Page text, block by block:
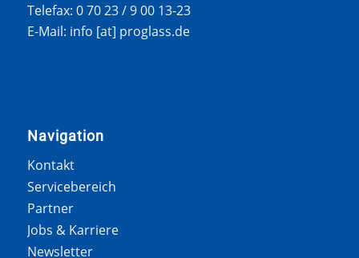
Telefax: 0 70 23 / 9 00 13-23
E-Mail: info [at] proglass.de
Navigation
Kontakt
Servicebereich
Partner
Jobs & Karriere
Newsletter